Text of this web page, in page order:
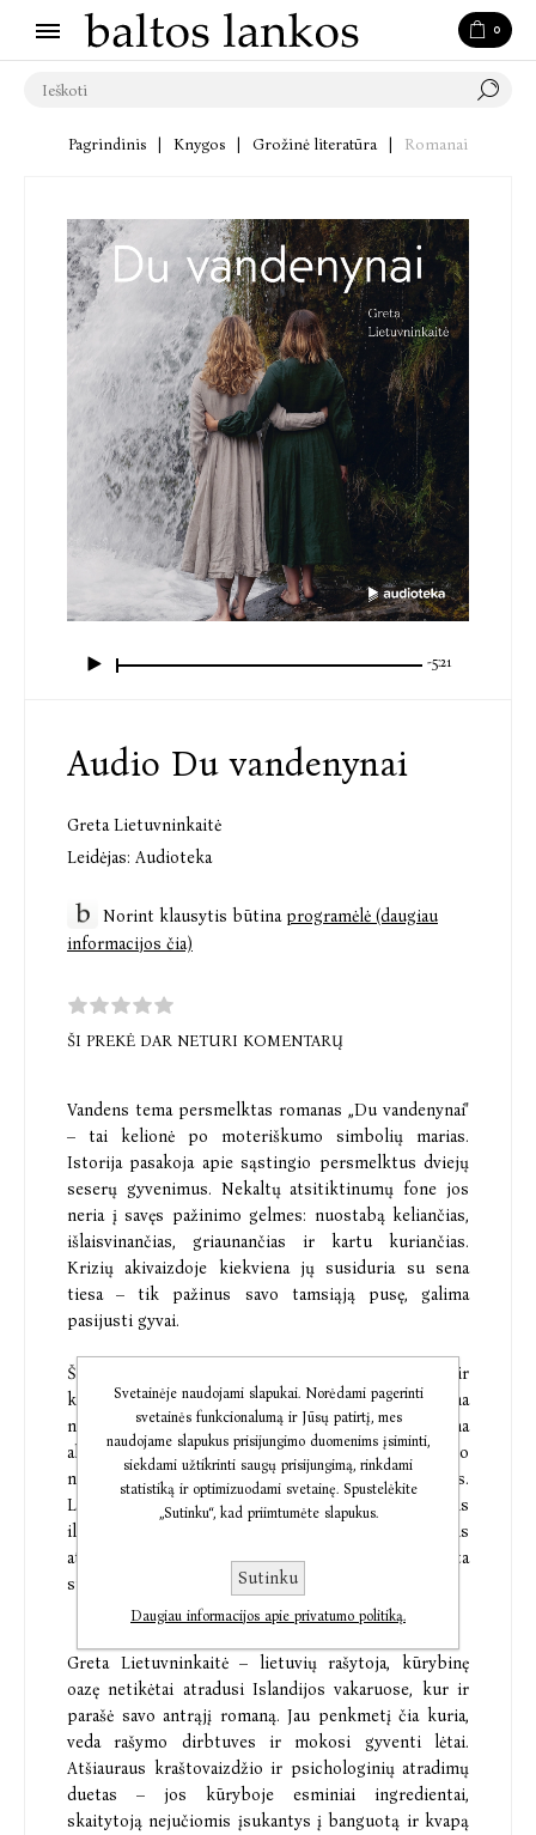
0
Pagrindinis Knygos Grožinė literatūra Romanai
-5:21
Audio Du vandenynai
Greta Lietuvninkaitė
Leidėjas: Audioteka
Norint klausytis būtinaprogramėlė (daugiau
informacijos čia)
ŠI PREKĖ DAR NETURI KOMENTARŲ
Vandens tema persmelktas romanas „Du vandenynai"
– tai kelionė po moteriškumo simbolių marias.
Istorija pasakoja apie sąstingio persmelktus dviejų
seserų gyvenimus. Nekaltų atsitiktinumų fone jos
neria į savęs pažinimo gelmes: nuostabą keliančias,
išlaisvinančias, griaunančias ir kartu kuriančias.
Krizių akivaizdoje kiekviena jų susiduria su sena
tiesa – tik pažinus savo tamsiąją pusę, galima
pasijusti gyvai.
Šiuolaikiškai pasakojama dichotomiška „Madonų ir
kekšių" istorija įtraukia skaitytoją keldama
nepatogius moralinius klausimus, išryškindama
aktualius išsekusios motinos ir nuo nieko
nepriklausomos vienišės kasdienybės konfliktus.
Laukinėje Islandijoje N. Rekašiūtės fotografijomis
iliustruota archajiška mūzų kelionė kviečia patiems
atrasti, kaip atrodo autentiškumo paieškos, akistata
su savo šešėliu ir drąsa gyventi savaip.
Greta Lietuvninkaitė – lietuvių rašytoja, kūrybinę
oazę netikėtai atradusi Islandijos vakaruose, kur ir
parašė savo antrąjį romaną. Jau penkmetį čia kuria,
veda rašymo dirbtuves ir mokosi gyventi lėtai.
Atšiauraus kraštovaizdžio ir psichologinių atradimų
duetas – jos kūryboje esminiai ingredientai,
skaitytoją nejučiomis įsukantys į banguotą ir kvapą
Svetainėje naudojami slapukai. Norėdami pagerinti
svetainės funkcionalumą ir Jūsų patirtį, mes
naudojame slapukus prisijungimo duomenims įsiminti,
siekdami užtikrinti saugų prisijungimą, rinkdami
statistiką ir optimizuodami svetainę. Spustelėkite
„Sutinku“, kad priimtumėte slapukus.
Sutinku
Daugiau informacijos apie privatumo politiką.